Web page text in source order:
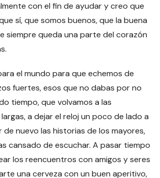
con el fin de ayudar y creo que
sí, que somos buenos, que la buena
siempre queda una parte del corazón
el mundo para que echemos de
fuertes, esos que no dabas por no
tiempo, que volvamos a las
a dejar el reloj un poco de lado a
nuevo las historias de los mayores,
cansado de escuchar. A pasar tiempo
los reencuentros con amigos y seres
una cerveza con un buen aperitivo,